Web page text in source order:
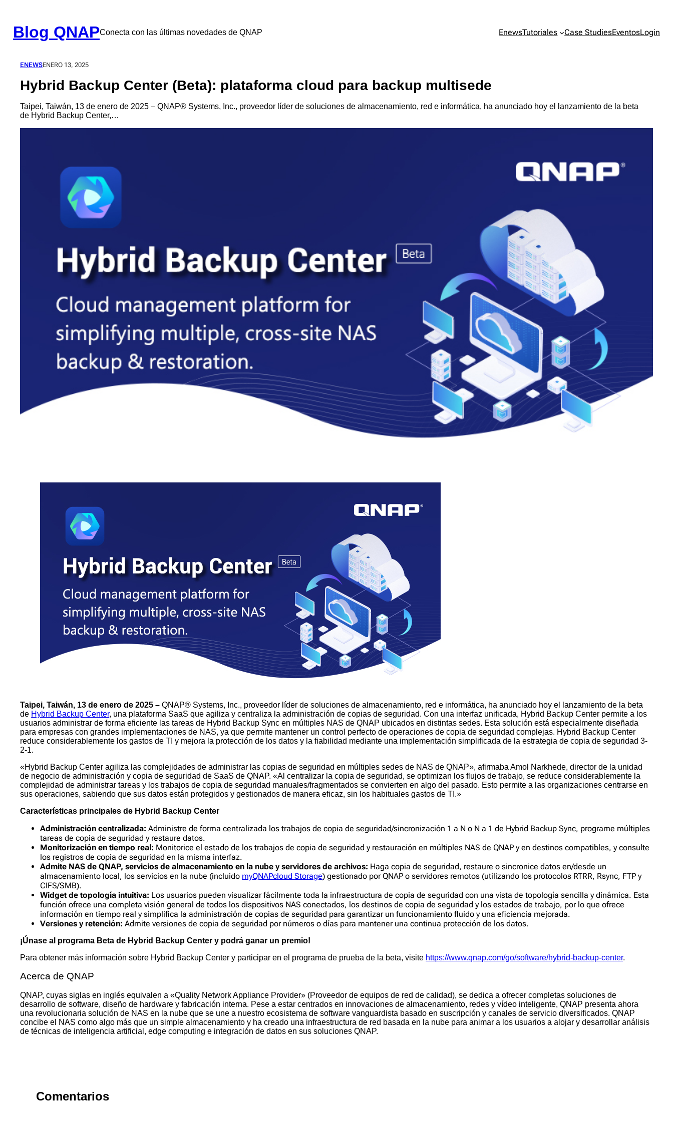
contenido
Blog QNAPConecta con las últimas novedades de QNAP EnewsTutoriales Case StudiesEventosLogin
ENEWSENERO 13, 2025
Hybrid Backup Center (Beta): plataforma cloud para backup multisede
Taipei, Taiwán, 13 de enero de 2025 – QNAP® Systems, Inc., proveedor líder de soluciones de almacenamiento, red e informática, ha anunciado hoy el lanzamiento de la beta
de Hybrid Backup Center,…
Taipei, Taiwán, 13 de enero de 2025 – QNAP® Systems, Inc., proveedor líder de soluciones de almacenamiento, red e informática, ha anunciado hoy el lanzamiento de la beta
de Hybrid Backup Center, una plataforma SaaS que agiliza y centraliza la administración de copias de seguridad. Con una interfaz unificada, Hybrid Backup Center permite a los
usuarios administrar de forma eficiente las tareas de Hybrid Backup Sync en múltiples NAS de QNAP ubicados en distintas sedes. Esta solución está especialmente diseñada
para empresas con grandes implementaciones de NAS, ya que permite mantener un control perfecto de operaciones de copia de seguridad complejas. Hybrid Backup Center
reduce considerablemente los gastos de TI y mejora la protección de los datos y la fiabilidad mediante una implementación simplificada de la estrategia de copia de seguridad 3-
2-1.
«Hybrid Backup Center agiliza las complejidades de administrar las copias de seguridad en múltiples sedes de NAS de QNAP», afirmaba Amol Narkhede, director de la unidad
de negocio de administración y copia de seguridad de SaaS de QNAP. «Al centralizar la copia de seguridad, se optimizan los flujos de trabajo, se reduce considerablemente la
complejidad de administrar tareas y los trabajos de copia de seguridad manuales/fragmentados se convierten en algo del pasado. Esto permite a las organizaciones centrarse en
sus operaciones, sabiendo que sus datos están protegidos y gestionados de manera eficaz, sin los habituales gastos de TI.»
Características principales de Hybrid Backup Center
Administración centralizada: Administre de forma centralizada los trabajos de copia de seguridad/sincronización 1 a N o N a 1 de Hybrid Backup Sync, programe múltiples
tareas de copia de seguridad y restaure datos.
Monitorización en tiempo real: Monitorice el estado de los trabajos de copia de seguridad y restauración en múltiples NAS de QNAP y en destinos compatibles, y consulte
los registros de copia de seguridad en la misma interfaz.
Admite NAS de QNAP, servicios de almacenamiento en la nube y servidores de archivos: Haga copia de seguridad, restaure o sincronice datos en/desde un
almacenamiento local, los servicios en la nube (incluido myQNAPcloud Storage) gestionado por QNAP o servidores remotos (utilizando los protocolos RTRR, Rsync, FTP y
CIFS/SMB).
Widget de topología intuitiva: Los usuarios pueden visualizar fácilmente toda la infraestructura de copia de seguridad con una vista de topología sencilla y dinámica. Esta
función ofrece una completa visión general de todos los dispositivos NAS conectados, los destinos de copia de seguridad y los estados de trabajo, por lo que ofrece
información en tiempo real y simplifica la administración de copias de seguridad para garantizar un funcionamiento fluido y una eficiencia mejorada.
Versiones y retención: Admite versiones de copia de seguridad por números o días para mantener una continua protección de los datos.
¡Únase al programa Beta de Hybrid Backup Center y podrá ganar un premio!
Para obtener más información sobre Hybrid Backup Center y participar en el programa de prueba de la beta, visite https://www.qnap.com/go/software/hybrid-backup-center.
Acerca de QNAP
QNAP, cuyas siglas en inglés equivalen a «Quality Network Appliance Provider» (Proveedor de equipos de red de calidad), se dedica a ofrecer completas soluciones de
desarrollo de software, diseño de hardware y fabricación interna. Pese a estar centrados en innovaciones de almacenamiento, redes y vídeo inteligente, QNAP presenta ahora
una revolucionaria solución de NAS en la nube que se une a nuestro ecosistema de software vanguardista basado en suscripción y canales de servicio diversificados. QNAP
concibe el NAS como algo más que un simple almacenamiento y ha creado una infraestructura de red basada en la nube para animar a los usuarios a alojar y desarrollar análisis
de técnicas de inteligencia artificial, edge computing e integración de datos en sus soluciones QNAP.
Comentarios